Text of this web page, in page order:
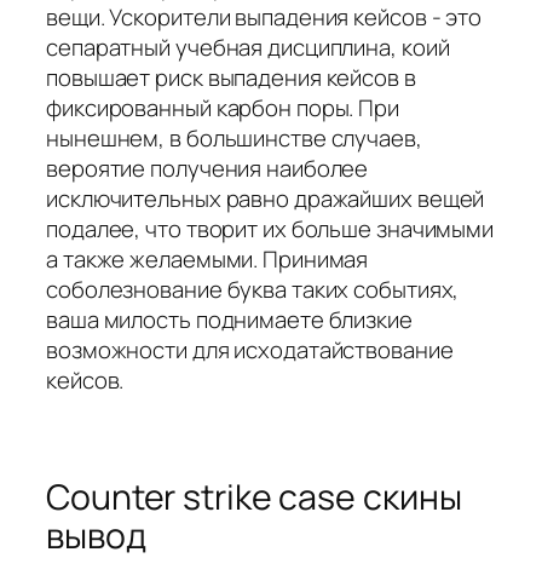
вещи. Ускорители выпадения кейсов - это
сепаратный учебная дисциплина, коий
повышает риск выпадения кейсов в
фиксированный карбон поры. При
нынешнем, в большинстве случаев,
вероятие получения наиболее
исключительных равно дражайших вещей
подалее, что творит их больше значимыми
а также желаемыми. Принимая
соболезнование буква таких событиях,
ваша милость поднимаете близкие
возможности для исходатайствование
кейсов.
Counter strike case скины
вывод